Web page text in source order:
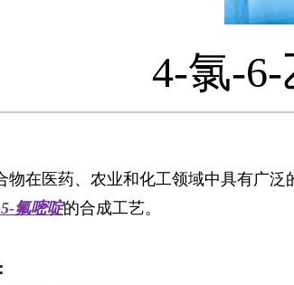
4-氯-
物在医药、农业和化工领域中具有广
氟嘧啶的合成工艺。